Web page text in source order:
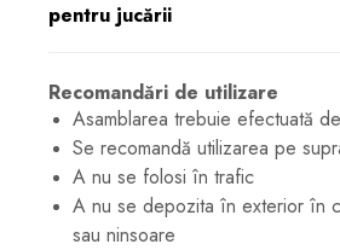
pentru jucării
Recomandări de utilizare
Asamblarea trebuie efectuată
Se recomandă utilizarea pe
A nu se folosi în trafic
A nu se depozita în exterior în
sau ninsoare